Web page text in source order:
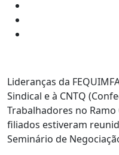
Lideranças da
Sindical e à CNTQ
Trabalhadores no
filiados estiveram
Seminário de